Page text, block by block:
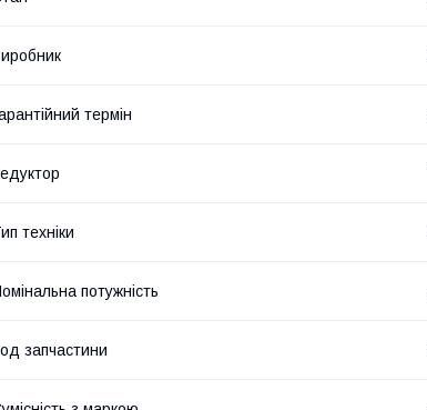
термін
техніки
потужність
запчастини